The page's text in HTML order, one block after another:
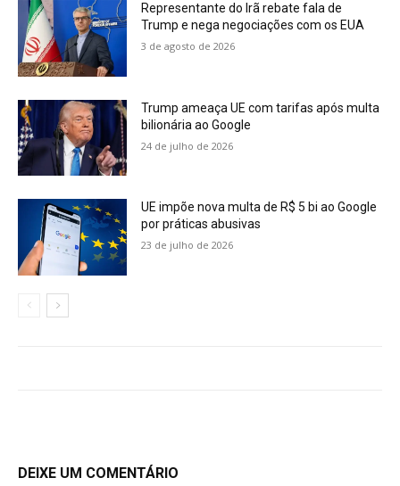
Representante do Irã rebate fala de
Trump e nega negociações com os EUA
3 de agosto de 2026
Trump ameaça UE com tarifas após multa
bilionária ao Google
24 de julho de 2026
UE impõe nova multa de R$ 5 bi ao Google
por práticas abusivas
23 de julho de 2026
DEIXE UM COMENTÁRIO